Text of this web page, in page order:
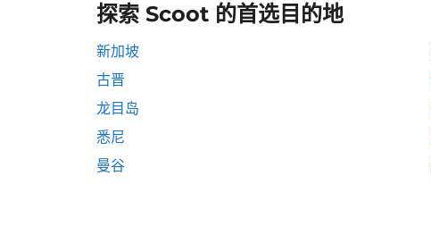
探索 Scoot 的首选目的地
新加坡
古晋
龙目岛
悉尼
曼谷